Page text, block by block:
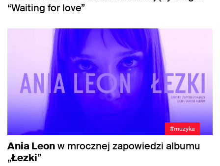
“Waiting for love”
#muzyka
Ania Leonw mrocznej zapowiedzi albumu
„Łezki”